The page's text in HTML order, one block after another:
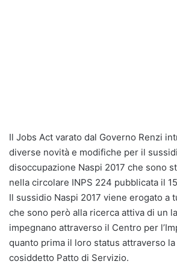
Il Jobs Act varato dal Governo Renzi
diverse novità e modifiche per il
disoccupazione Naspi 2017 che sono
nella circolare INPS 224 pubblicata il
Il sussidio Naspi 2017 viene erogato a
che sono però alla ricerca attiva di un
impegnano attraverso il Centro per
quanto prima il loro status attraverso
cosiddetto Patto di Servizio.